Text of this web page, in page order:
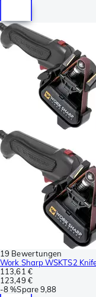
19 Bewertungen
Work Sharp WSKTS2
113,61 €
123,49 €
-8 %Spare9,88